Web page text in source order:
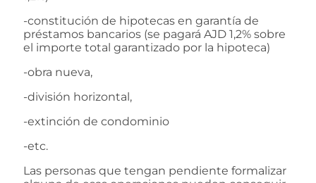
-constitución de hipotecas en garantía de
préstamos bancarios (se pagará AJD 1,2% sobre
el importe total garantizado por la hipoteca)
-obra nueva,
-división horizontal,
-extinción de condominio
-etc.
Las personas que tengan pendiente formalizar